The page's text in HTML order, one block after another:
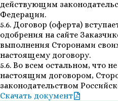
действующим
Федерации.
5.6. Договор (оферта)
одобрения на сайте
выполнения Сторонами
настоящему договору.
5.6. Во всем остальном, что
настоящим договором,
законодательством
Скачать документ